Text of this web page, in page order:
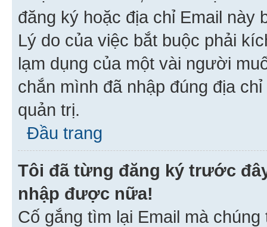
đăng ký hoặc địa chỉ Email này
Lý do của việc bắt buộc phải
lạm dụng của một vài người
chắn mình đã nhập đúng địa
quản trị.
Đầu trang
Tôi đã từng đăng ký trước
nhập được nữa!
Cố gắng tìm lại Email mà